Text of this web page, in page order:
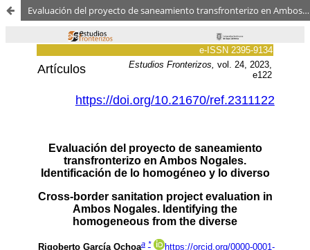
Evaluación del proyecto de saneamiento transfronterizo en Ambos Nogales. Identificando lo homogéneo de lo diverso